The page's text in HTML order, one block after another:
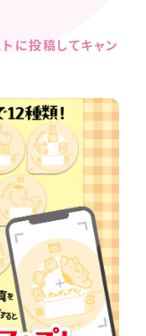
に投稿してキャン